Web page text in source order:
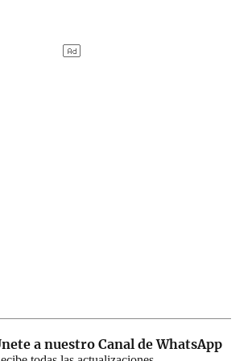
a nuestro Canal de WhatsApp